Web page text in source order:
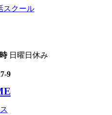
日曜日休み
9